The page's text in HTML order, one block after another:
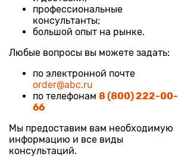
профессиональные
консультанты;
большой опыт на рынке.
Любые вопросы вы можете задать:
по электронной почте
order@abc.ru
по телефонам 8 (800) 222-00-
66
Мы предоставим вам необходимую
информацию и все виды
консультаций.